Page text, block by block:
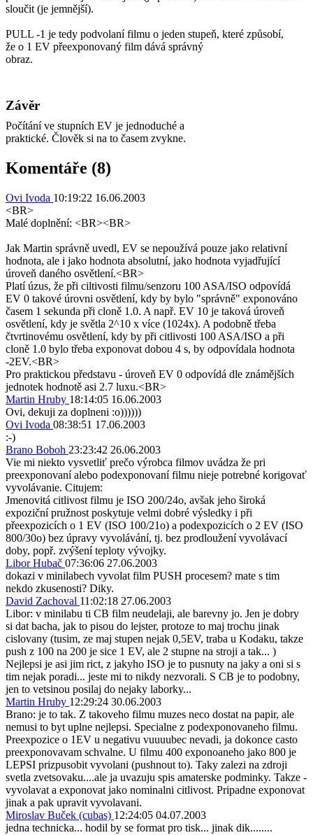
sloučit (je jemnější).
PULL -1 je tedy podvolaní filmu o jeden stupeň, které způsobí,
že o 1 EV přeexponovaný film dává správný
obraz.
Závěr
Počítání ve stupních EV je jednoduché a
praktické. Člověk si na to časem zvykne.
Komentáře (8)
Ovi Ivoda 10:19:22 16.06.2003
<BR>
Malé doplnění: <BR><BR>
Jak Martin správně uvedl, EV se nepoužívá pouze jako relativní
hodnota, ale i jako hodnota absolutní, jako hodnota vyjadřující
úroveň daného osvětlení.<BR>
Platí úzus, že při ciltivosti filmu/senzoru 100 ASA/ISO odpovídá
EV 0 takové úrovni osvětlení, kdy by bylo "správně" exponováno
časem 1 sekunda při cloně 1.0. A např. EV 10 je taková úroveň
osvětlení, kdy je světla 2^10 x více (1024x). A podobně třeba
čtvrtinovému osvětlení, kdy by při citlivosti 100 ASA/ISO a při
cloně 1.0 bylo třeba exponovat dobou 4 s, by odpovídala hodnota
-2EV.<BR>
Pro praktickou představu - úroveň EV 0 odpovídá dle známějších
jednotek hodnotě asi 2.7 luxu.<BR>
Martin Hruby 18:14:05 16.06.2003
Ovi, dekuji za doplneni :o))))))
Ovi Ivoda 08:38:51 17.06.2003
:-)
Brano Boboh 23:23:42 26.06.2003
Vie mi niekto vysvetliť prečo výrobca filmov uvádza že pri
preexponovaní alebo podexponovaní filmu nieje potrebné korigovať
vyvolávanie. Citujem:
Jmenovitá citlivost filmu je ISO 200/24o, avšak jeho široká
expoziční pružnost poskytuje velmi dobré výsledky i při
přeexpozicích o 1 EV (ISO 100/21o) a podexpozicích o 2 EV (ISO
800/30o) bez úpravy vyvolávání, tj. bez prodloužení vyvolávací
doby, popř. zvýšení teploty vývojky.
Libor Hubač 07:36:06 27.06.2003
dokazi v minilabech vyvolat film PUSH procesem? mate s tim
nekdo zkusenosti? Diky.
David Zachoval 11:02:18 27.06.2003
Libor: v minilabu ti CB film neudelaji, ale barevny jo. Jen je dobry
si dat bacha, jak to pisou do lejster, protoze to maj trochu jinak
cislovany (tusim, ze maj stupen nejak 0,5EV, traba u Kodaku, takze
push z 100 na 200 je sice 1 EV, ale 2 stupne na stroji a tak... )
Nejlepsi je asi jim rict, z jakyho ISO je to pusnuty na jaky a oni si s
tim nejak poradi... jeste mi to nikdy nezvorali. S CB je to podobny,
jen to vetsinou posilaj do nejaky laborky...
Martin Hruby 12:29:24 30.06.2003
Brano: je to tak. Z takoveho filmu muzes neco dostat na papir, ale
nemusi to byt uplne nejlepsi. Specialne z podexponovaneho filmu.
Preexpozice o 1EV u negativu vuuuubec nevadi, ja dokonce casto
preexponovavam schvalne. U filmu 400 exponoaneho jako 800 je
LEPSI prizpusobit vyvolani (pushnout to). Taky zalezi na zdroji
svetla zvetsovaku....ale ja uvazuju spis amaterske podminky. Takze -
vyvolavat a exponovat jako nominalni citlivost. Pripadne exponovat
jinak a pak upravit vyvolavani.
Miroslav Buček (cubas) 12:24:05 04.07.2003
jedna technicka... hodil by se format pro tisk... jinak dik........